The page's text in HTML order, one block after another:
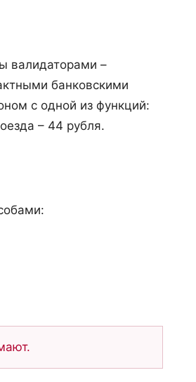
валидаторами –
банковскими
с одной из функций:
– 44 рубля.